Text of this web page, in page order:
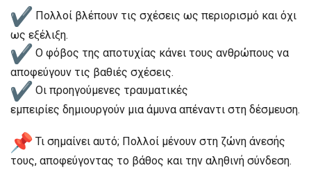
Πολλοί βλέπουν τις σχέσεις ως περιορισμό και όχι
ως εξέλιξη.
Ο φόβος της αποτυχίας κάνει τους ανθρώπους να
αποφεύγουν τις βαθιές σχέσεις.
Οι προηγούμενες τραυματικές
εμπειρίες δημιουργούν μια άμυνα απέναντι στη δέσμευση.
Τι σημαίνει αυτό; Πολλοί μένουν στη ζώνη άνεσής
τους, αποφεύγοντας το βάθος και την αληθινή σύνδεση.